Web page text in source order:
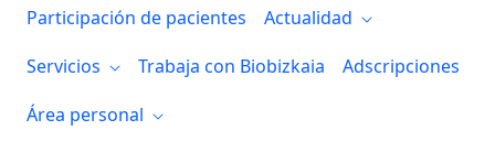
Participación de pacientes
Actualidad
Servicios
Trabaja con Biobizkaia
Adscripciones
Área personal